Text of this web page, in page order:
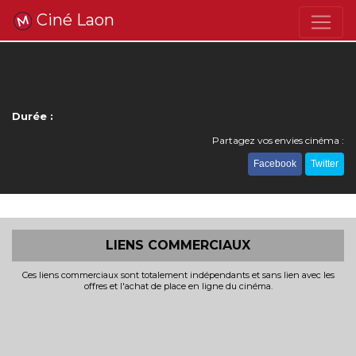
Ciné Laon
Durée :
Partagez vos envies cinéma :
Facebook Twitter
LIENS COMMERCIAUX
Ces liens commerciaux sont totalement indépendants et sans lien avec les
offres et l'achat de place en ligne du cinéma.